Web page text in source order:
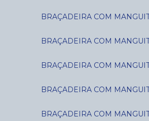
BRAÇADEIRA COM
BRAÇADEIRA COM
BRAÇADEIRA COM
BRAÇADEIRA COM
BRAÇADEIRA COM